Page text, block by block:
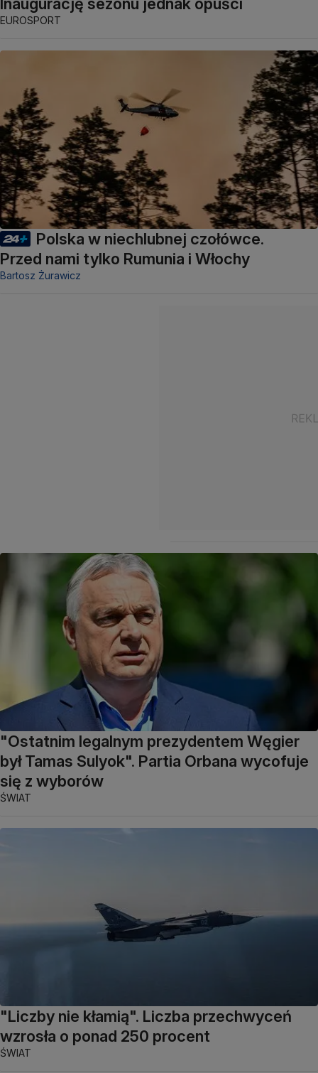
EUROSPORT
Polska w niechlubnej czołówce.
Przed nami tylko Rumunia i Włochy
Bartosz Żurawicz
"Ostatnim legalnym prezydentem Węgier
był Tamas Sulyok". Partia Orbana wycofuje
się z wyborów
ŚWIAT
"Liczby nie kłamią". Liczba przechwyceń
wzrosła o ponad 250 procent
ŚWIAT